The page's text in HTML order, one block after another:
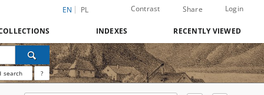
EN PL Contrast Share Login
INDEXES RECENTLY VIEWED
search ?